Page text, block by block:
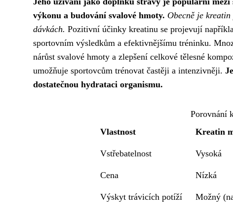
výkonu a budování svalové hmoty. Obecně je
dávkách. Pozitivní účinky kreatinu se projevují
sportovním výsledkům a efektivnějšímu tréninku.
nárůst svalové hmoty a zlepšení celkové tělesné
umožňuje sportovcům trénovat častěji a intenzivněji.
dostatečnou hydrataci organismu.
Porovnání
Vlastnost
Kreatin
Vstřebatelnost Vysoká
Cena Nízká
Výskyt trávicích potíží Možný